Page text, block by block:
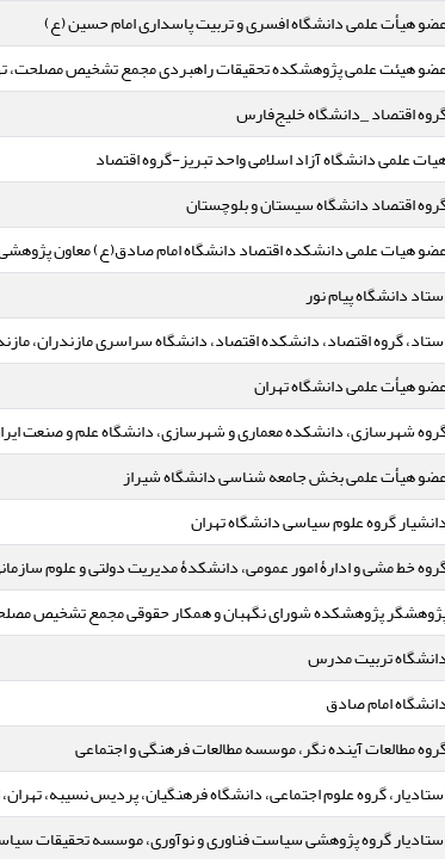
هیأت علمی دانشگاه افسری و تربیت پاسداری امام حسین (ع)
هیئت علمی پژوهشکده تحقیقات راهبردی مجمع تشخیص مصلحت،
اقتصاد _دانشگاه خلیج‌فارس
علمی دانشگاه آزاد اسلامی واحد تبریز-گروه اقتصاد
اقتصاد دانشگاه سیستان و بلوچستان
هیات علمی دانشکده اقتصاد دانشگاه امام صادق(ع) معاون
دانشگاه پیام نور
گروه اقتصاد، دانشکده اقتصاد، دانشگاه سراسری مازندران،
هیأت علمی دانشگاه تهران
شهرسازی، دانشکده معماری و شهرسازی، دانشگاه علم و صنعت
هیأت علمی بخش جامعه شناسی دانشگاه شیراز
دانشیار گروه علوم سیاسی دانشگاه تهران
خط مشی و ادارۀ امور عمومی، دانشکدۀ مدیریت دولتی و علوم
پژوهشکده شورای نگهبان و همکار حقوقی مجمع تشخیص
دانشگاه تربیت مدرس
دانشگاه امام صادق
مطالعات آینده نگر، موسسه مطالعات فرهنگی و اجتماعی
گروه علوم اجتماعی، دانشگاه فرهنگیان، پردیس نسیبه، تهران،
گروه پژوهشی سیاست فناوری و نوآوری، موسسه تحقیقات